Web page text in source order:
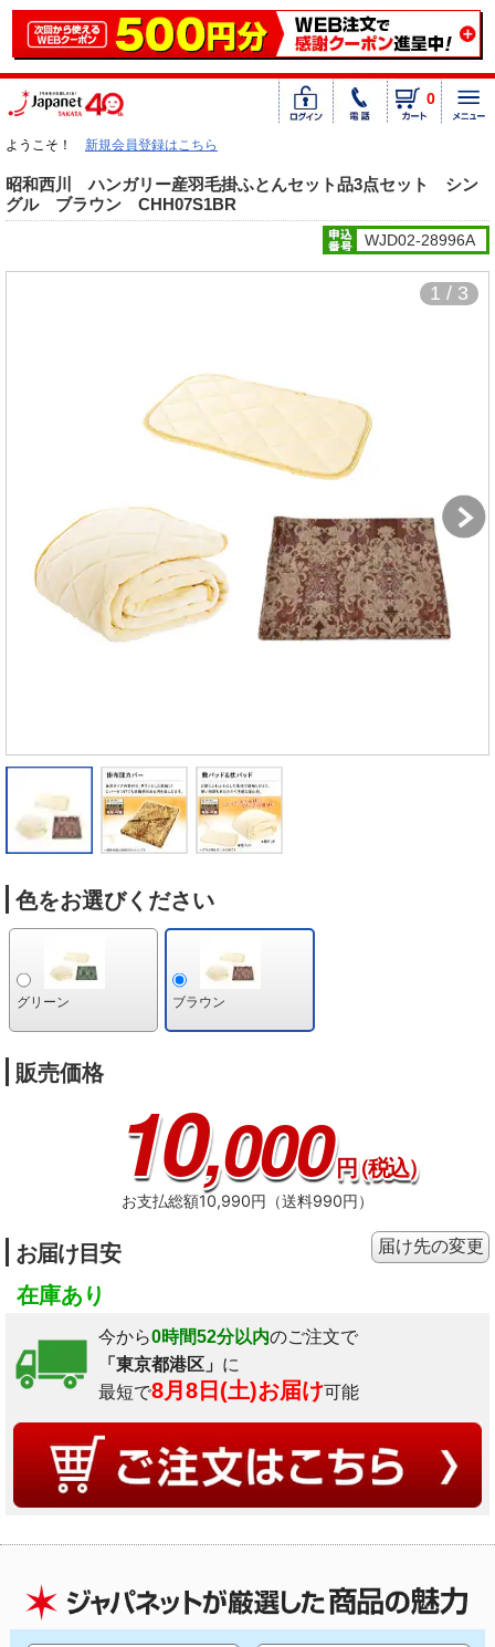
0
ようこそ！ 新規会員登録はこちら
昭和西川 ハンガリー産羽毛掛ふとんセット品3点セット シン
グル ブラウン CHH07S1BR
WJD02-28996A
1 / 3
色をお選びください
グリーン ブラウン
販売価格
10,000円（税込）
お支払総額10,990円（送料990円）
お届け目安
在庫あり
今から0時間52分以内のご注文で
「東京都港区」 に
最短で8月8日(土)お届け可能
届け先の変更